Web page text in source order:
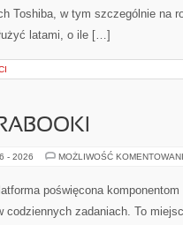
Toshiba, w tym szczególnie na
latami, o ile […]
- 2026 MOŻLIWOŚĆ
poświęcona
codziennych zadaniach. To